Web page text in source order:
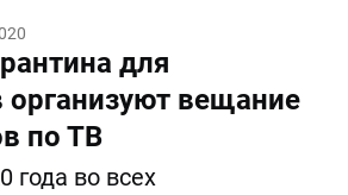
для
вещание
по ТВ
года во всех